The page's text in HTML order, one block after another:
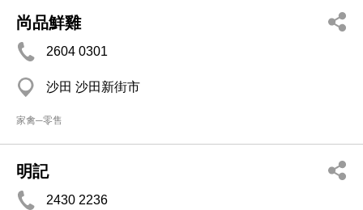
尚品鮮雞
2604 0301
沙田 沙田新街市
家禽─零售
明記
2430 2236